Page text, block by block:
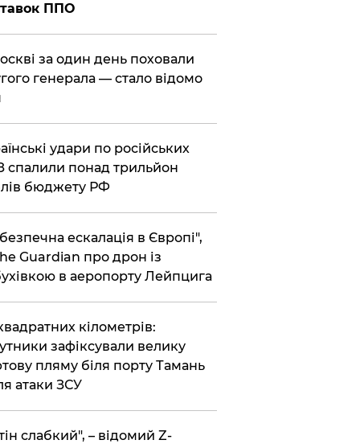
ППО
за один день поховали
генерала — стало відомо
удари по російських
спалили понад трильйон
бюджету РФ
ескалація в Європі",
Guardian про дрон із
в аеропорту Лейпцига
кілометрів:
зафіксували велику
пляму біля порту Тамань
атаки ЗСУ
слабкий", – відомий Z-